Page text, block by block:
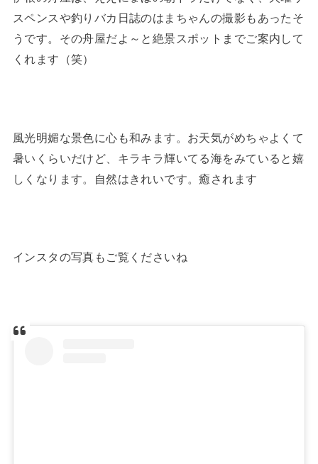
スペンスや釣りバカ日誌のはまちゃんの撮影もあったそ
うです。その舟屋だよ～と絶景スポットまでご案内して
くれます（笑）
風光明媚な景色に心も和みます。お天気がめちゃよくて
暑いくらいだけど、キラキラ輝いてる海をみていると嬉
しくなります。自然はきれいです。癒されます
インスタの写真もご覧くださいね